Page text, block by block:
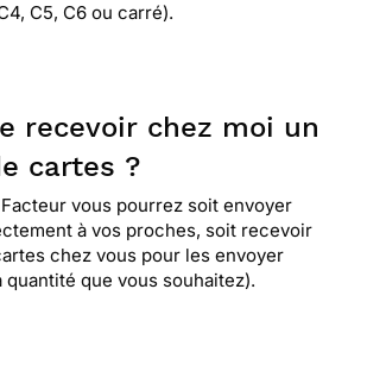
C5, C6 ou carré).
recevoir chez moi un
cartes ?
vous pourrez soit envoyer
à vos proches, soit recevoir
chez vous pour les envoyer
quantité que vous souhaitez).